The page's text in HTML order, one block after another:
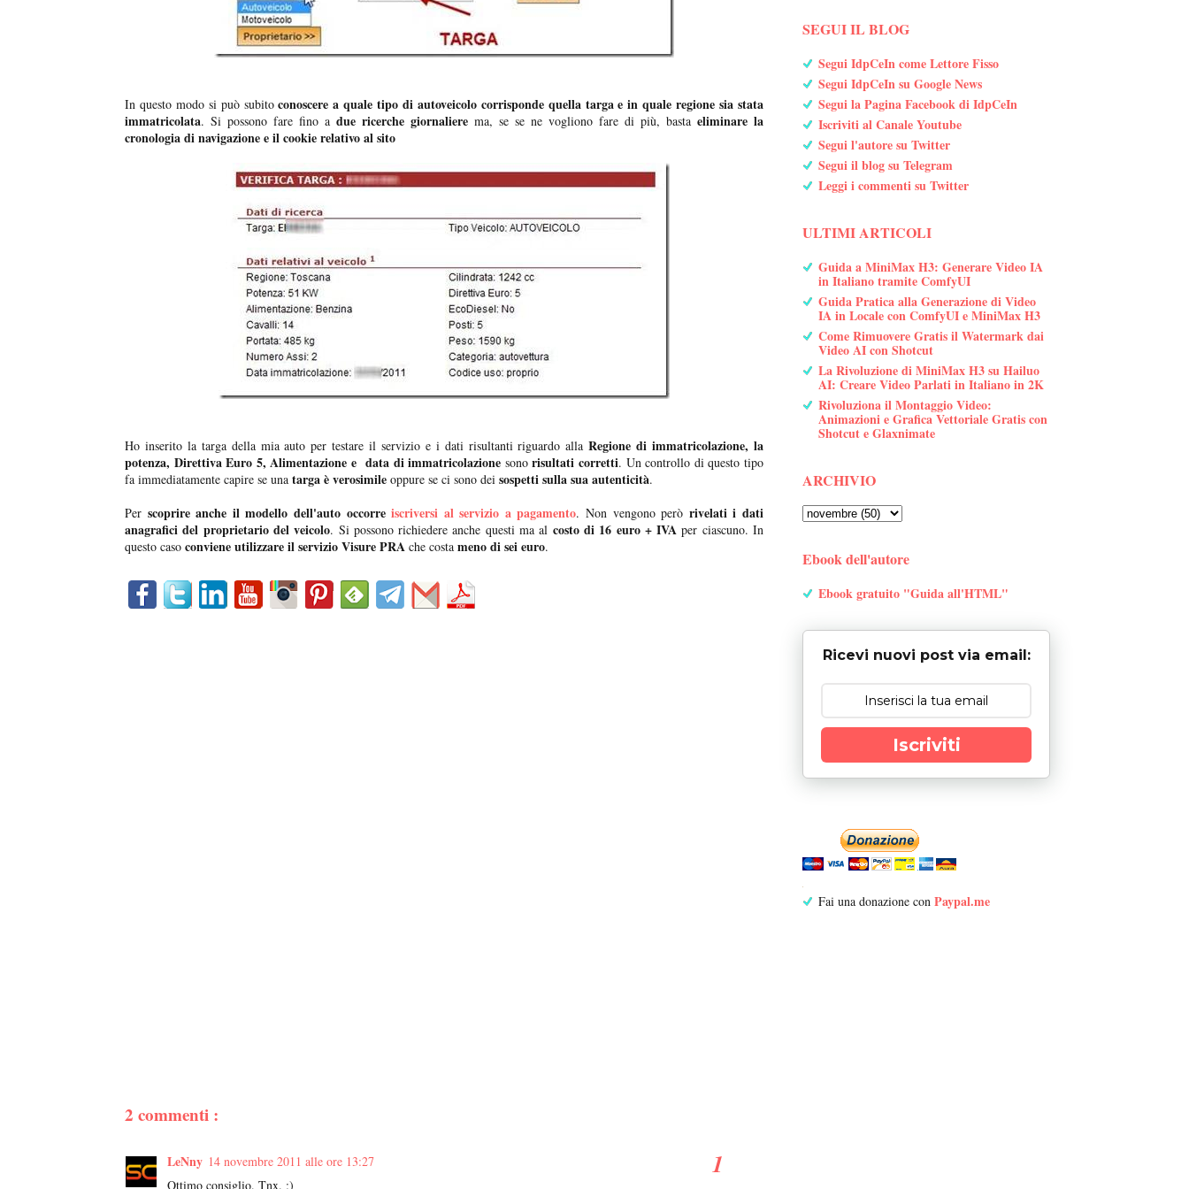
In questo modo si può subitoconoscere a quale tipo di autoveicolo corrisponde quella targa e in quale regione sia stata
immatricolata. Si possono fare fino a due ricerche giornaliere ma, se se ne vogliono fare di più, basta eliminare la
cronologia di navigazione e il cookie relativo al sito
Ho inserito la targa della mia auto per testare il servizio e i dati risultanti riguardo allaRegione di immatricolazione, la
potenza, Direttiva Euro 5, Alimentazione e data di immatricolazione sonorisultati corretti. Un controllo di questo tipo
fa immediatamente capire se una targa è verosimile oppure se ci sono dei sospetti sulla sua autenticità.
Per scoprire anche il modello dell'auto occorreiscriversi al servizio a pagamento. Non vengono però rivelati i dati
anagrafici del proprietario del veicolo. Si possono richiedere anche questi ma al costo di 16 euro + IVA per ciascuno. In
questo caso conviene utilizzare il servizio Visure PRA che costa meno di sei euro.
2 commenti :
LeNny 14 novembre 2011 alle ore 13:27
Ottimo consiglio. Tnx. :)
SEGUI IL BLOG
Segui IdpCeIn come Lettore Fisso
Segui IdpCeIn su Google News
Segui la Pagina Facebook di IdpCeIn
Iscriviti al Canale Youtube
Segui l'autore su Twitter
Segui il blog su Telegram
Leggi i commenti su Twitter
ULTIMI ARTICOLI
Guida a MiniMax H3: Generare Video IA
in Italiano tramite ComfyUI
Guida Pratica alla Generazione di Video
IA in Locale con ComfyUI e MiniMax H3
Come Rimuovere Gratis il Watermark dai
Video AI con Shotcut
La Rivoluzione di MiniMax H3 su Hailuo
AI: Creare Video Parlati in Italiano in 2K
Rivoluziona il Montaggio Video:
Animazioni e Grafica Vettoriale Gratis con
Shotcut e Glaxnimate
ARCHIVIO
Ebook dell'autore
Ebook gratuito "Guida all'HTML"
Ricevi nuovi post via email:
Iscriviti
Fai una donazione con Paypal.me